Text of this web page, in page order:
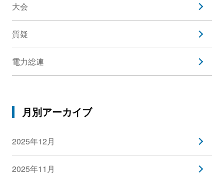
大会
質疑
電力総連
月別アーカイブ
2025年12月
2025年11月